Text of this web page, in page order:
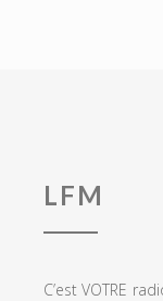
LFM
C’est VOTRE